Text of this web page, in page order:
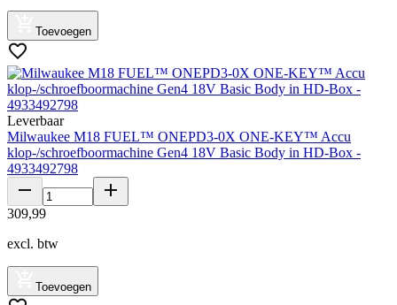
Toevoegen
Leverbaar
Milwaukee M18 FUEL™ ONEPD3-0X ONE-KEY™ Accu
klop-/schroefboormachine Gen4 18V Basic Body in HD-Box -
4933492798
309,99
excl. btw
Toevoegen